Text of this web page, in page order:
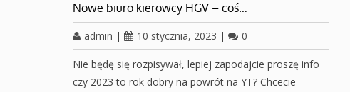
Nowe biuro kierowcy HGV – coś…
admin | 10 stycznia, 2023 | 0
Nie będę się rozpisywał, lepiej zapodajcie proszę info
czy 2023 to rok dobry na powrót na YT? Chcecie